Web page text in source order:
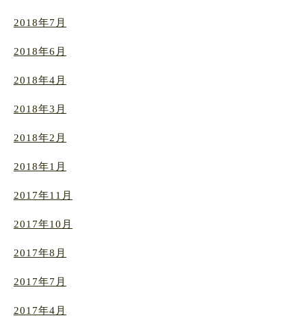
2018年7月
2018年6月
2018年4月
2018年3月
2018年2月
2018年1月
2017年11月
2017年10月
2017年8月
2017年7月
2017年4月